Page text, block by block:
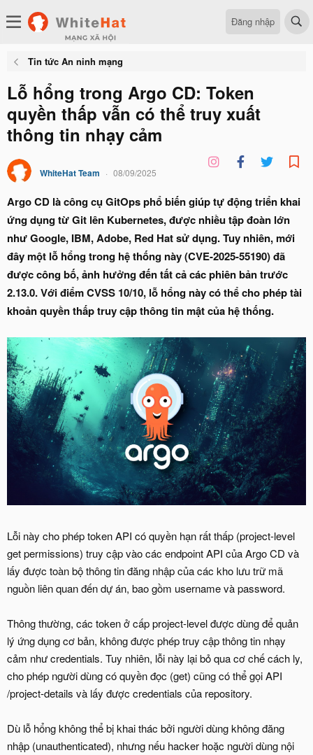
Đăng nhập
Tin tức An ninh mạng
Lỗ hổng trong Argo CD: Token
quyền thấp vẫn có thể truy xuất
thông tin nhạy cảm
WhiteHat Team 08/09/2025
Argo CD là công cụ GitOps phổ biến giúp tự động triển khai
ứng dụng từ Git lên Kubernetes, được nhiều tập đoàn lớn
như Google, IBM, Adobe, Red Hat sử dụng. Tuy nhiên, mới
đây một lỗ hổng trong hệ thống này (CVE-2025-55190) đã
được công bố, ảnh hưởng đến tất cả các phiên bản trước
2.13.0. Với điểm CVSS 10/10, lỗ hổng này có thể cho phép tài
khoản quyền thấp truy cập thông tin mật của hệ thống.
Lỗi này cho phép token API có quyền hạn rất thấp (project-level
get permissions) truy cập vào các endpoint API của Argo CD và
lấy được toàn bộ thông tin đăng nhập của các kho lưu trữ mã
nguồn liên quan đến dự án, bao gồm username và password.
Thông thường, các token ở cấp project-level được dùng để quản
lý ứng dụng cơ bản, không được phép truy cập thông tin nhạy
cảm như credentials. Tuy nhiên, lỗi này lại bỏ qua cơ chế cách ly,
cho phép người dùng có quyền đọc (get) cũng có thể gọi API
/project-details và lấy được credentials của repository.
Dù lỗ hổng không thể bị khai thác bởi người dùng không đăng
nhập (unauthenticated), nhưng nếu hacker hoặc người dùng nội